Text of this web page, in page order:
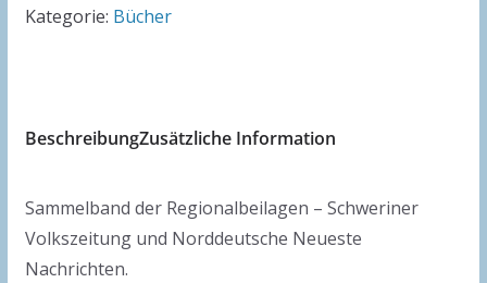
Kategorie: Bücher
BeschreibungZusätzliche Information
Sammelband der Regionalbeilagen – Schweriner
Volkszeitung und Norddeutsche Neueste
Nachrichten.